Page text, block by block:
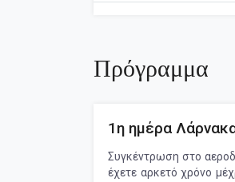
Πρόγραμμα
1η ημέρα
Συγκέντρωση στο
έχετε αρκετό χρόνο